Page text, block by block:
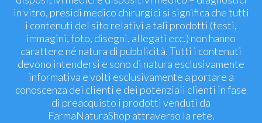
in vitro, presidi medico chirurgici si significa che tutti
i contenuti del sito relativi a tali prodotti (testi,
immagini, foto, disegni, allegati ecc.) non hanno
carattere né natura di pubblicità. Tutti i contenuti
devono intendersi e sono di natura esclusivamente
informativa e volti esclusivamente a portare a
conoscenza dei clienti e dei potenziali clienti in fase
di preacquisto i prodotti venduti da
FarmaNaturaShop attraverso la rete.